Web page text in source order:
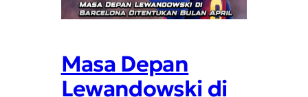
Masa Depan
Lewandowski di